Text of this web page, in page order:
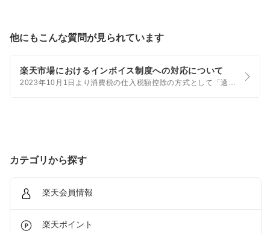
他にもこんな質問が見られています
楽天市場におけるインボイス制度への対応について
2023年10月1日より消費税の仕入税額控除の方式として「適格請求書等保存方式（以下「インボイス制度」）」が開始されました。これに伴う、楽天市場の対応については、以下をご確認ください。 楽天市場をご利用のお客様向け対応
カテゴリから探す
楽天会員情報
楽天ポイント